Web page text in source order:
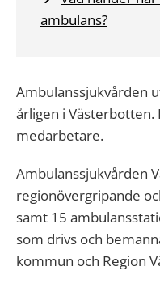
ambulans?
Ambulanssjukvården
årligen i Västerbotten.
medarbetare.
Ambulanssjukvården
regionövergripande
samt 15
som drivs och
kommun och Region